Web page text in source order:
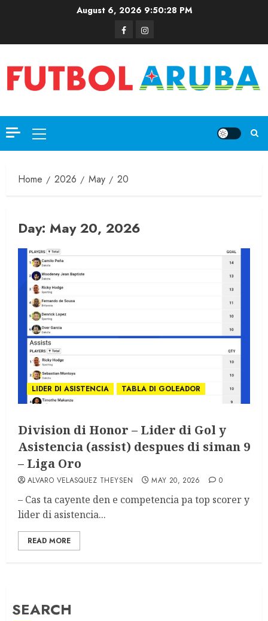
August 6, 2026 9:50:28 PM
Home 2026 May 20
Day: May 20, 2026
LIDER DI ASISTENCIA TABLA DI GOLEADOR
Division di Honor – Lider di Gol y
Asistencia (assist) despues di siman 9
– Liga Oro
ALVARO VELASQUEZ THEYSEN MAY 20, 2026 0
– Cas ta cayente den e competencia pa top scorer y
lider di asistencia...
READ MORE
SEARCH